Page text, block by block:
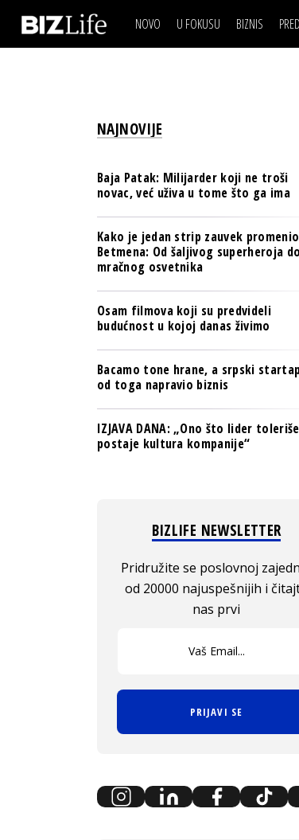
NOVO U FOKUSU BIZNIS
BANKE
TECH I AI
PULS
NOVO NA
IZJAVA DANABIZNIS
BREND
TECH I AI
PULS
NAJNOVIJE
Baja Patak: Milijarder koji ne troši
novac, već uživa u tome što ga ima
Kako je jedan strip zauvek promenio
Betmena: Od šaljivog superheroja do
mračnog osvetnika
Osam filmova koji su predvideli
budućnost u kojoj danas živimo
Bacamo tone hrane, a srpski
od toga napravio biznis
IZJAVA DANA: „Ono što lider
postaje kultura kompanije“
BIZLIFE NEWSLETTER
Pridružite se poslovnoj
od 20000 najuspešnijih i
nas prvi
PRIJAVI SE